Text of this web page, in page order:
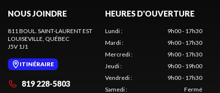
NOUS JOINDRE
811 BOUL. SAINT-LAURENT EST
LOUISEVILLE , QUÉBEC
J5V 1J1
ITINÉRAIRE
819 228-5803
HEURES D'OUVERTURE
Lundi:
9h00 - 17h30
Mardi:
9h00 - 17h30
Mercredi:
9h00 - 17h30
Jeudi:
9h00 - 19h00
Vendredi:
9h00 - 17h30
Samedi: Fermé